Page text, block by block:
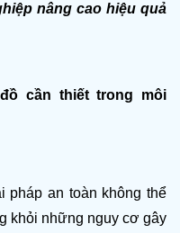
nâng cao hiệu quả
cần thiết trong môi
pháp an toàn không thể
khỏi những nguy cơ gây